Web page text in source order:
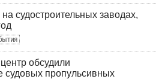
заводах,
обсудили
судовых пропульсивных